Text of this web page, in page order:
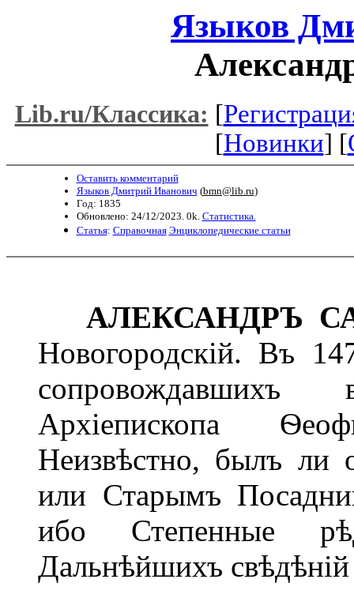
Языков
Lib.ru/Классика: [
[Новинки] [
Оставить комментарий
Языков Дмитрий Иванович (bmn@lib.ru)
Год: 1835
Обновлено: 24/12/2023. 0k. Статистика.
Статья: Справочная Энциклопедические статьи
АЛЕКСАНДРЪ
Новогородскій. Въ
Архіепископа
Неизвѣстно, былъ ли
или Старымъ
ибо Степенные
Дальнѣйшихъ